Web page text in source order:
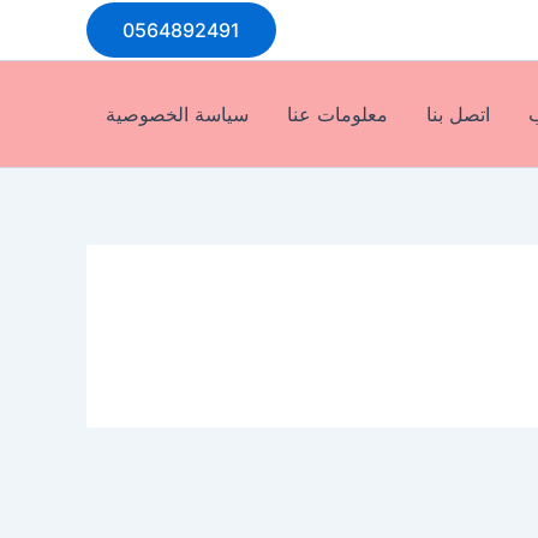
0564892491
اتصل بنا معلومات عنا سياسة الخصوصية